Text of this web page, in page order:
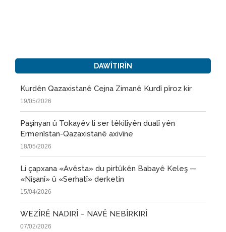
DAWÎTIRÎN
Kurdên Qazaxistanê Cejna Zimanê Kurdî pîroz kir
19/05/2026
Paşînyan û Tokayêv li ser têkilîyên dualî yên
Ermenîstan-Qazaxistanê axivîne
18/05/2026
Li çapxana «Avêsta» du pirtûkên Babayê Keleş —
«Nîşanî» û «Serhatî» derketin
15/04/2026
WEZÎRÊ NADIRÎ – NAVÊ NEBÎRKIRÎ
07/02/2026